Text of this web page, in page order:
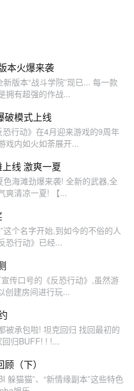
本火爆来袭
版本“战斗学院”现已... 每一款
拥有超强的作战...
破模式上线
行动》在4月迎来游戏的9周年
戏内如火如荼展开...
线 激爽一夏
海滩劲爆来袭! 全新的武器,全
爽清凉一夏! 【...
这个名字开始,到如今的不俗的人
恐行动》已经...
传口号的《反恐行动》,虽然游
创建房间进行玩...
被承包啦! 坦克回归 找回最初的
归BUFF! ! !...
（下）
躲猫猫”、“新情缘副本”这些特色